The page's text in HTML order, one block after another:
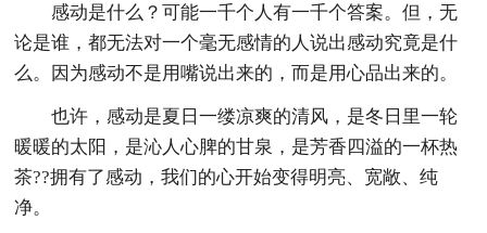
感动是什么？可能一千个人有一千个答案。但，无
论是谁，都无法对一个毫无感情的人说出感动究竟是什
么。因为感动不是用嘴说出来的，而是用心品出来的。
也许，感动是夏日一缕凉爽的清风，是冬日里一轮
暖暖的太阳，是沁人心脾的甘泉，是芳香四溢的一杯热
茶??拥有了感动，我们的心开始变得明亮、宽敞、纯
净。